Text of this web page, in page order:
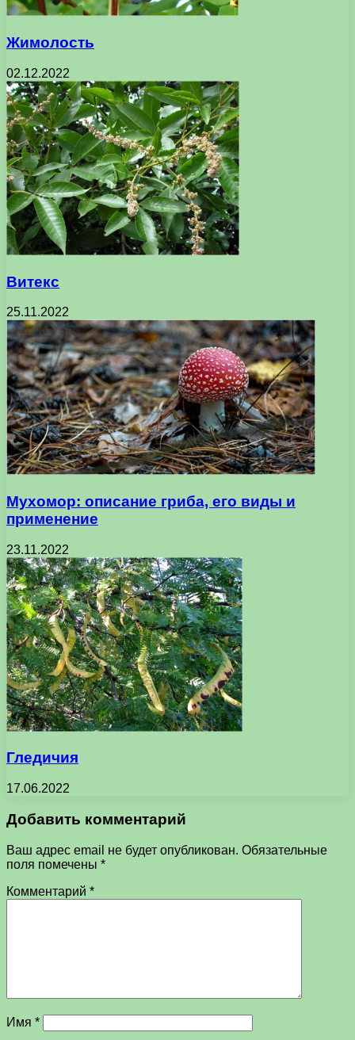
Жимолость
02.12.2022
Витекс
25.11.2022
Мухомор: описание гриба, его виды и
применение
23.11.2022
Гледичия
17.06.2022
Добавить комментарий
Ваш адрес email не будет опубликован. Обязательные
поля помечены *
Комментарий *
Имя *